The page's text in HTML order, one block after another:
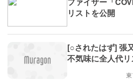
リストを公開
[○されたはず] 張
不気味に全人代